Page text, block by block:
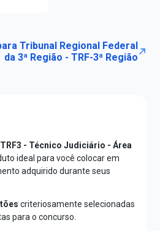
Tribunal Regional Federal
da 3ª Região - TRF-3ª Região
- Técnico Judiciário - Área
ideal para você colocar em
adquirido durante seus
criteriosamente selecionadas
para o concurso.